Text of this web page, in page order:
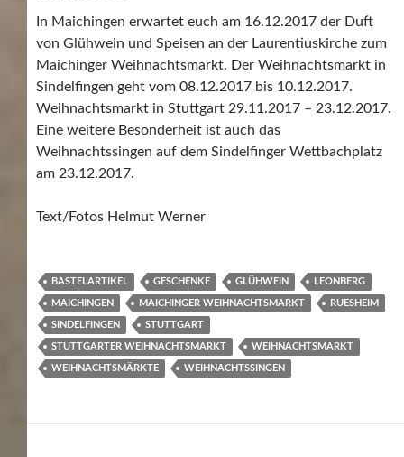
In Maichingen erwartet euch am 16.12.2017 der Duft
von Glühwein und Speisen an der Laurentiuskirche zum
Maichinger Weihnachtsmarkt. Der Weihnachtsmarkt in
Sindelfingen geht vom 08.12.2017 bis 10.12.2017.
Weihnachtsmarkt in Stuttgart 29.11.2017 – 23.12.2017.
Eine weitere Besonderheit ist auch das
Weihnachtssingen auf dem Sindelfinger Wettbachplatz
am 23.12.2017.
Text/Fotos Helmut Werner
BASTELARTIKEL GESCHENKE GLÜHWEIN LEONBERG
MAICHINGEN MAICHINGER WEIHNACHTSMARKT RUESHEIM
SINDELFINGEN STUTTGART
STUTTGARTER WEIHNACHTSMARKT WEIHNACHTSMARKT
WEIHNACHTSMÄRKTE WEIHNACHTSSINGEN